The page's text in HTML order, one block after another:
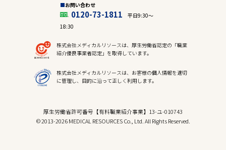
お問い合わせ
0120-73-1811
平日9:30〜
18:30
株式会社メディカルリソースは、厚生労働省認定の「職業
紹介優良事業者認定」を取得しています。
株式会社メディカルリソースは、お客様の個人情報を適切
に管理し、目的に沿って正しく利用します。
厚生労働省許可番号【有料職業紹介事業】13-ユ-010743
© 2013-2026 MEDICAL RESOURCES Co., Ltd. All Rights Reserved.